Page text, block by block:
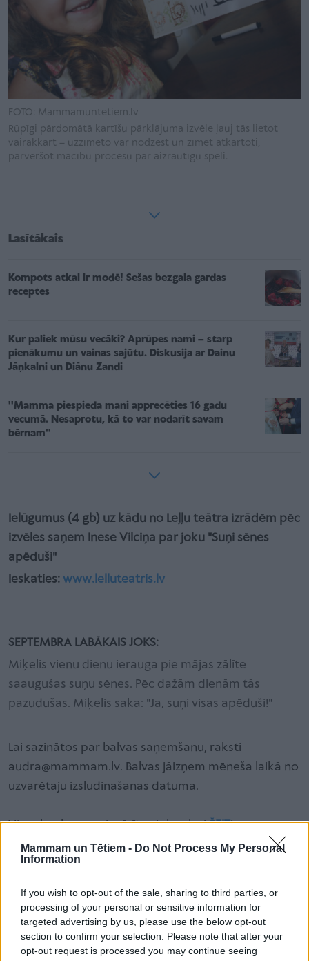
Mammam un Tētiem - Do Not Process My Personal
Information
If you wish to opt-out of the sale, sharing to third parties, or
processing of your personal or sensitive information for
targeted advertising by us, please use the below opt-out
section to confirm your selection. Please note that after your
opt-out request is processed you may continue seeing
FOTO: Mammamuntetiem.lv
Rūpīgi pārdomātā kartīšu pārklājuma izvēle ļauj tās lietot
vairākkārt – uzzīmēto var nodzēst un zīmēt atkārtoti,
pārvēršot mācību procesu par aizrautīgu spēli.
Lasītākais
Kompots atkal ir modē! Sešas bezgala gardas
receptes
Kur paliek mūsu vecāki? Aprūpes nami – starp
pienākumu un vainas sajūtu. Diskusija ar Dainu
Jāņkalni un Diānu Zandi
''Mamma piespieda mani apprecēties 16 gadu
vecumā. Nesaprotu, kā to var nodarīt savam
bērnam''
Ielūgumus (4 gb) uz kādu no Leļļu teātra izrādēm pēc
izvēles saņem Inese Vilciņa par joku "Suņi sēnes
apēduši"
Ieskaties: www.lelluteatris.lv
SEPTEMBRA LABĀKAIS JOKS:
Miķelis vienu dienu ierauga pie mājas zālītē
saaugušas suņu sēnes. Pēc dažām dienām tās
pazudušas. Miķelis saka: "Jā, suņi visas apēduši!"
Lai sazinātos par balvas saņemšanu, raksti
audra@mammam.lv. Balvas jāizņem mēneša laikā no
uzvarētāju izsludināšanas datuma.
Visus konkursam iesūtītos jokus lasiŠEIT!
Lai iesūtītu savu joku konkursam,SPIED ŠEIT!
Piedalies OKTOBRA joku konkursā!
Oktobra 3 labāko joku iesūtītāji saņems lielisku spēli
burtiņu apgūšanai - Burtu bildes.